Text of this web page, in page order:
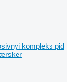
kompleks pid